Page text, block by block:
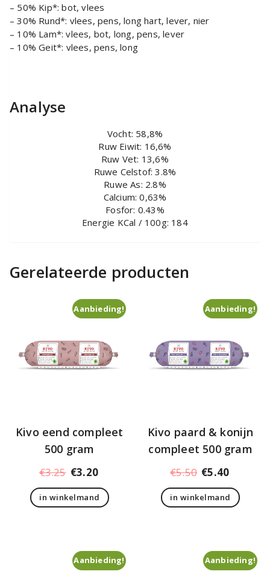
– 50% Kip*: bot, vlees
– 30% Rund*: vlees, pens, long hart, lever, nier
– 10% Lam*: vlees, bot, long, pens, lever
– 10% Geit*: vlees, pens, long
Analyse
Vocht: 58,8%
Ruw Eiwit: 16,6%
Ruw Vet: 13,6%
Ruwe Celstof: 3.8%
Ruwe As: 2.8%
Calcium: 0,63%
Fosfor: 0.43%
Energie KCal / 100g: 184
Gerelateerde producten
Aanbieding!
Kivo eend compleet
500 gram
€3.25 Oorspronkelijke
prijs
was:
€3.20
prijs
is:
in winkelmand
Aanbieding!
Kivo paard & konijn
compleet 500 gram
€5.50
prijs
was:
€5.40
prijs
is:
in winkelmand
Aanbieding! Aanbieding!